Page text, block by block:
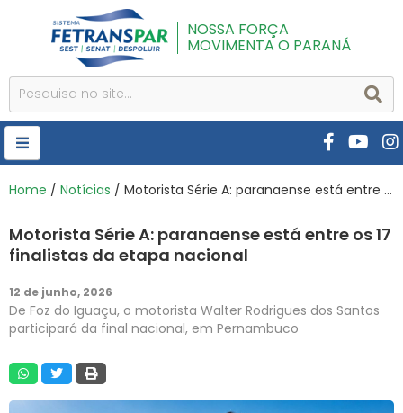
NOSSA FORÇA
MOVIMENTA O PARANÁ
HOME
PUBLICAÇÕES
CURSOS E EVENTOS
SEST SENAT
Home / Notícias / Motorista Série A: paranaense está entre os 17 finalistas da etapa nacional
Motorista Série A: paranaense está entre os 17
finalistas da etapa nacional
12 de junho, 2026
De Foz do Iguaçu, o motorista Walter Rodrigues dos Santos
participará da final nacional, em Pernambuco